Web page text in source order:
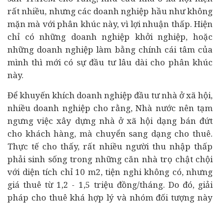
rất nhiều, nhưng các doanh nghiệp hầu như không
mặn mà với phân khúc này, vì lợi nhuận thấp. Hiện
chỉ có những doanh nghiệp khởi nghiệp, hoặc
những doanh nghiệp làm bằng chính cái tâm của
mình thì mới có sự đầu tư lâu dài cho phân khúc
này.
Để khuyến khích doanh nghiệp đầu tư nhà ở xã hội,
nhiều doanh nghiệp cho rằng, Nhà nước nên tạm
ngưng việc xây dựng nhà ở xã hội dạng bán đứt
cho khách hàng, mà chuyển sang dạng cho thuê.
Thực tế cho thấy, rất nhiều người thu nhập thấp
phải sinh sống trong những căn nhà trọ chật chội
với diện tích chỉ 10 m2, tiện nghi không có, nhưng
giá thuê từ 1,2 - 1,5 triệu đồng/tháng. Do đó, giải
pháp cho thuê khá hợp lý và nhóm đối tượng này